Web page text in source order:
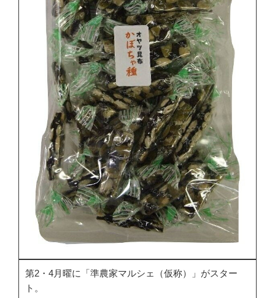
第2・4月曜に「準農家マルシェ（仮称）」がスター
ト。